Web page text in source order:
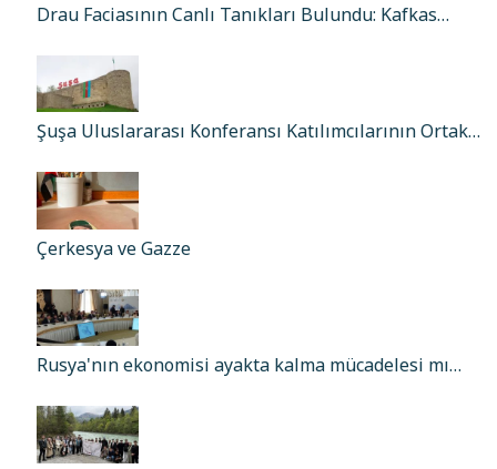
Drau Faciasının Canlı Tanıkları Bulundu: Kafkas…
Şuşa Uluslararası Konferansı Katılımcılarının Ortak…
Çerkesya ve Gazze
Rusya'nın ekonomisi ayakta kalma mücadelesi mı…